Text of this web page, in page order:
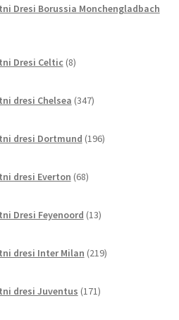
Dresi Borussia Monchengladbach
Dresi Celtic 8izdelkov
dresi Chelsea 347izdelkov
dresi Dortmund 196izdelkov
dresi Everton 68izdelkov
Dresi Feyenoord 13izdelkov
dresi Inter Milan 219izdelkov
dresi Juventus 171izdelkov